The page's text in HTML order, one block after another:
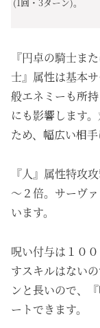
(1回・3ターン)。
『円卓の騎士ま
士』属性は基本
般エネミーも所持
にも影響します
ため、幅広い相
『人』属性特攻
～２倍。サーヴ
います。
呪い付与は１０
すスキルはない
ンと長いので、
ートできます。